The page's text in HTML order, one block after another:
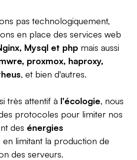
pas technologiquement,
en place des services web
Mysql et php mais aussi
proxmox, haproxy,
, et bien d'autres.
très attentif à l'écologie, nous
protocoles pour limiter nos
des énergies
en limitant la production de
des serveurs.